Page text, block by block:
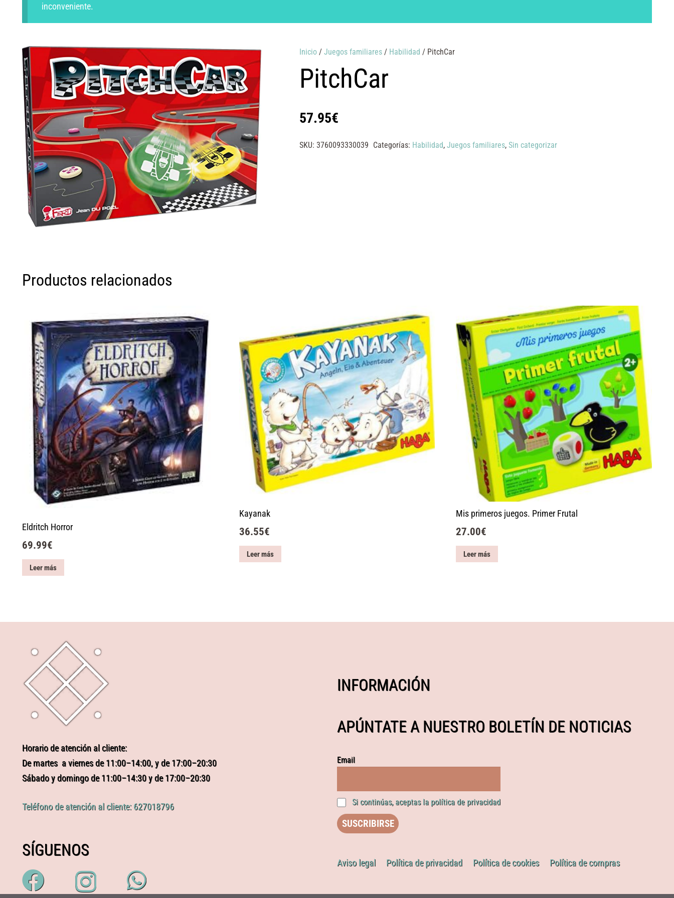
inconveniente.
Inicio/ Juegos familiares/ Habilidad / PitchCar
PitchCar
57.95€
SKU: 3760093330039 Categorías: Habilidad, Juegos familiares, Sin categorizar
Productos relacionados
Eldritch Horror
69.99€
Leer más
Kayanak
36.55€
Leer más
Mis primeros juegos. Primer Frutal
27.00€
Leer más
Horario de atención al cliente:
De martes a viernes de 11:00–14:00, y de 17:00–20:30
Sábado y domingo de 11:00–14:30 y de 17:00–20:30
Teléfono de atención al cliente: 627018796
SÍGUENOS
INFORMACIÓN
APÚNTATE A NUESTRO BOLETÍN DE NOTICIAS
Email
Si continúas, aceptas la política de privacidad
Aviso legal Política de privacidad Política de cookies Política de compras